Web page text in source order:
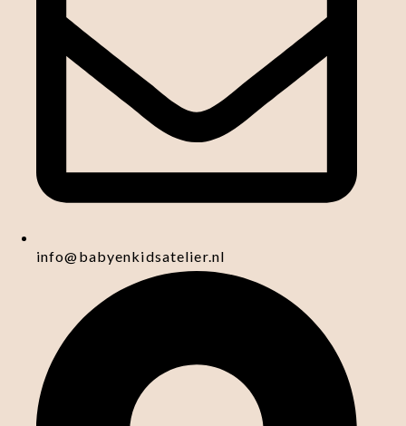
info@babyenkidsatelier.nl